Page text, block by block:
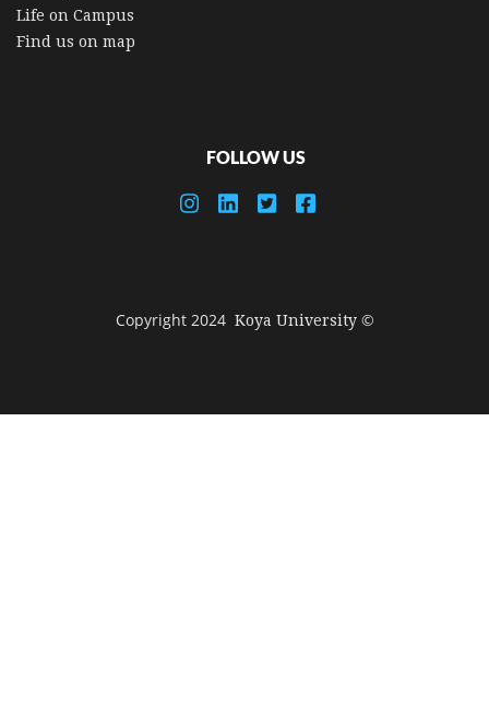
Life on Campus
Find us on map
Koya University